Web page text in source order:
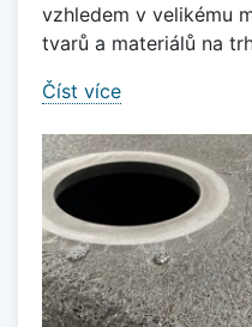
vzhledem v velikému
tvarů a materiálů na
Číst více